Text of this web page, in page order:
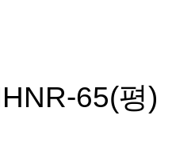
65(평)